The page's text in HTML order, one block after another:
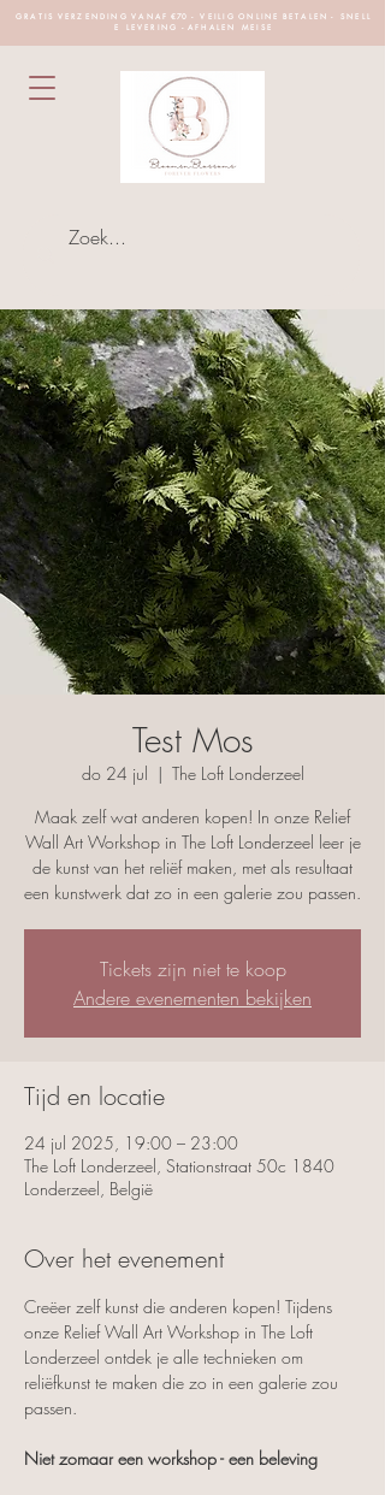
G R A T I S V E R Z E N D I N G V A N A F €70 - V E I L I G O N L I N E B E T A L E N - S N E L L
E L E V E R I N G - A F H A L E N M E I S E
Test Mos
do 24 jul
  |
The Loft Londerzeel
Maak zelf wat anderen kopen! In onze Relief
Wall Art Workshop in The Loft Londerzeel leer je
de kunst van het reliëf maken, met als resultaat
Tickets zijn niet te koop
Andere evenementen bekijken
Tijd en locatie
24 jul 2025, 19:00 – 23:00
The Loft Londerzeel, Stationstraat 50c 1840
Londerzeel, België
Over het evenement
Creëer zelf kunst die anderen kopen! Tijdens
onze Relief Wall Art Workshop in The Loft
Londerzeel ontdek je alle technieken om
reliëfkunst te maken die zo in een galerie zou
passen.
Niet zomaar een workshop - een beleving